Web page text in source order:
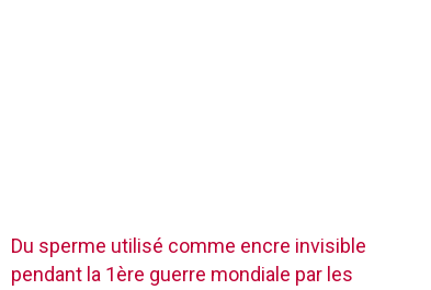
Du sperme utilisé comme encre invisible
pendant la 1ère guerre mondiale par les